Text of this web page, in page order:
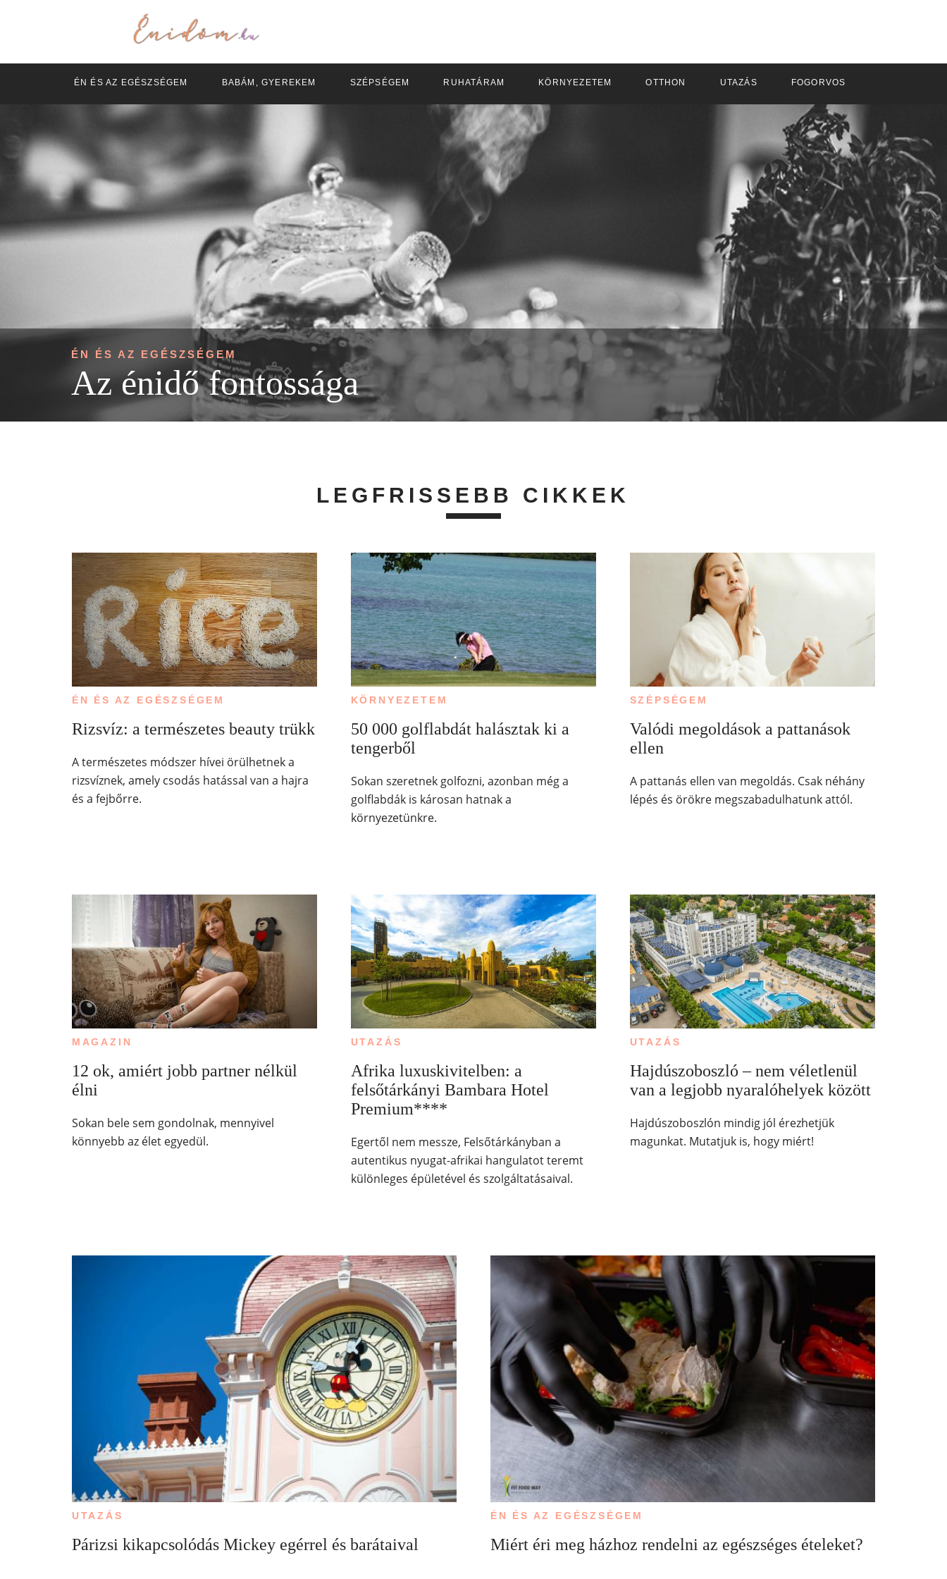
ÉN ÉS AZ EGÉSZSÉGEM BABÁM, GYEREKEM SZÉPSÉGEM RUHATÁRAM KÖRNYEZETEM OTTHON UTAZÁS FOGORVOS
ÉN ÉS AZ EGÉSZSÉGEM
Az énidő fontossága
LEGFRISSEBB CIKKEK
ÉN ÉS AZ EGÉSZSÉGEM
Rizsvíz: a természetes beauty trükk
A természetes módszer hívei örülhetnek a
rizsvíznek, amely csodás hatással van a hajra
és a fejbőrre.
KÖRNYEZETEM
50 000 golflabdát halásztak ki a
tengerből
Sokan szeretnek golfozni, azonban még a
golflabdák is károsan hatnak a
környezetünkre.
SZÉPSÉGEM
Valódi megoldások a pattanások
ellen
A pattanás ellen van megoldás. Csak néhány
lépés és örökre megszabadulhatunk attól.
MAGAZIN
12 ok, amiért jobb partner nélkül
élni
Sokan bele sem gondolnak, mennyivel
könnyebb az élet egyedül.
UTAZÁS
Afrika luxuskivitelben: a
felsőtárkányi Bambara Hotel
Premium****
Egertől nem messze, Felsőtárkányban a
autentikus nyugat-afrikai hangulatot teremt
különleges épületével és szolgáltatásaival.
UTAZÁS
Hajdúszoboszló – nem véletlenül
van a legjobb nyaralóhelyek között
Hajdúszoboszlón mindig jól érezhetjük
magunkat. Mutatjuk is, hogy miért!
UTAZÁS
Párizsi kikapcsolódás Mickey egérrel és barátaival
ÉN ÉS AZ EGÉSZSÉGEM
Miért éri meg házhoz rendelni az egészséges ételeket?